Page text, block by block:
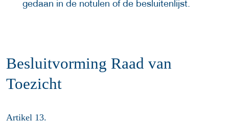
gedaan in de notulen of de besluitenlijst.
Besluitvorming Raad van
Toezicht
Artikel 13.